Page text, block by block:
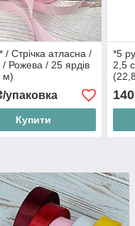
/ Стрічка атласна /
Рожева / 25 ярдів
м)
упаковка
Купити
*5
2,5
140